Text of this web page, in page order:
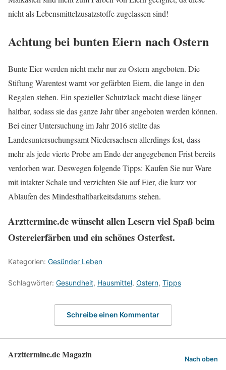
nicht als Lebensmittelzusatzstoffe zugelassen sind!
Achtung bei bunten Eiern nach Ostern
Bunte Eier werden nicht mehr nur zu Ostern angeboten. Die
Stiftung Warentest warnt vor gefärbten Eiern, die lange in den
Regalen stehen. Ein spezieller Schutzlack macht diese länger
haltbar, sodass sie das ganze Jahr über angeboten werden können.
Bei einer Untersuchung im Jahr 2016 stellte das
Landesuntersuchungsamt Niedersachsen allerdings fest, dass
mehr als jede vierte Probe am Ende der angegebenen Frist bereits
verdorben war. Deswegen folgende Tipps: Kaufen Sie nur Ware
mit intakter Schale und verzichten Sie auf Eier, die kurz vor
Ablaufen des Mindesthaltbarkeitsdatums stehen.
Arzttermine.de wünscht allen Lesern viel Spaß beim
Ostereierfärben und ein schönes Osterfest.
Kategorien: Gesünder Leben
Schlagwörter: Gesundheit, Hausmittel, Ostern, Tipps
Schreibe einen Kommentar
Arzttermine.de Magazin Nach oben